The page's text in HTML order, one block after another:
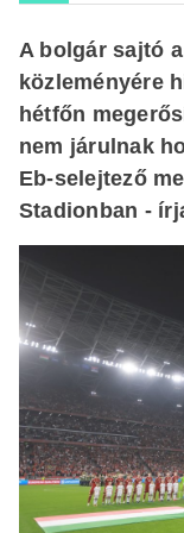
A bolgár sajtó
közleményére
hétfőn
nem járulnak
Eb-selejtező
Stadionban -